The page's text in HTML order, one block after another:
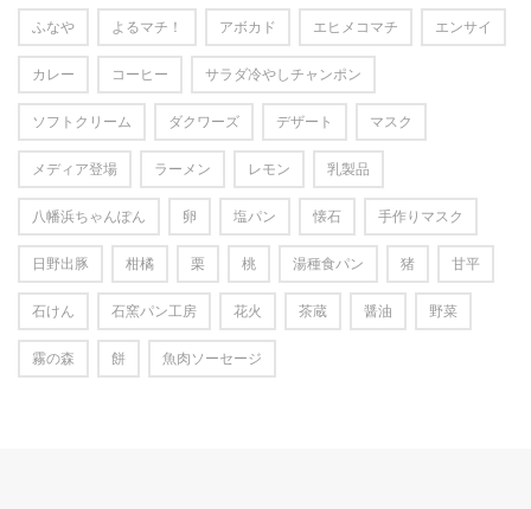
ふなや よるマチ！ アボカド エヒメコマチ エンサイ
カレー コーヒー サラダ冷やしチャンポン
ソフトクリーム ダクワーズ デザート マスク
メディア登場 ラーメン レモン 乳製品
八幡浜ちゃんぽん 卵 塩パン 懐石 手作りマスク
日野出豚 柑橘 栗 桃 湯種食パン 猪 甘平
石けん 石窯パン工房 花火 茶蔵 醤油 野菜
霧の森 餅 魚肉ソーセージ